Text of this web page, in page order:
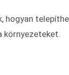
hogyan
környezeteket.